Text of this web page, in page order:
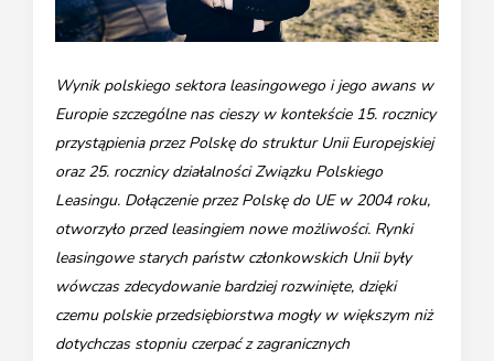
Wynik polskiego sektora leasingowego i jego awans w
Europie szczególne nas cieszy w kontekście 15. rocznicy
przystąpienia przez Polskę do struktur Unii Europejskiej
oraz 25. rocznicy działalności Związku Polskiego
Leasingu. Dołączenie przez Polskę do UE w 2004 roku,
otworzyło przed leasingiem nowe możliwości. Rynki
leasingowe starych państw członkowskich Unii były
wówczas zdecydowanie bardziej rozwinięte, dzięki
czemu polskie przedsiębiorstwa mogły w większym niż
dotychczas stopniu czerpać z zagranicznych